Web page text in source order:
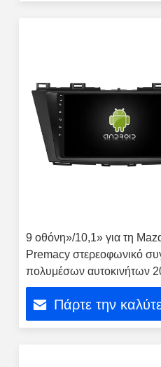
9 οθόνη»/10,1» για τη
Premacy στερεοφωνικό
πολυμέσων αυτοκινήτων
του 2009 - του 2012
Πάρτε την